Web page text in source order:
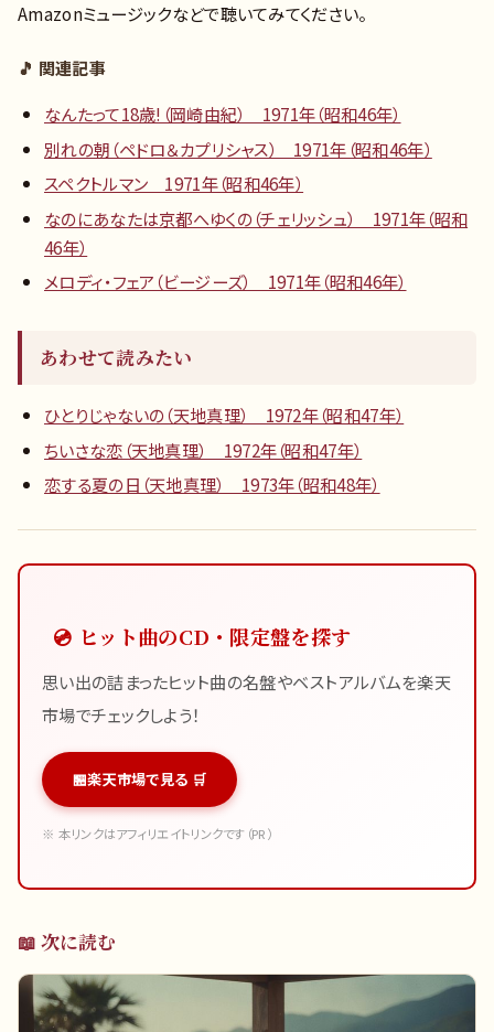
Amazonミュージックなどで聴いてみてください。
🎵 関連記事
なんたって18歳!（岡崎由紀） 1971年（昭和46年）
別れの朝（ペドロ＆カプリシャス） 1971年（昭和46年）
スペクトルマン 1971年（昭和46年）
なのにあなたは京都へゆくの（チェリッシュ） 1971年（昭和
46年）
メロディ・フェア（ビージーズ） 1971年（昭和46年）
あわせて読みたい
ひとりじゃないの（天地真理） 1972年（昭和47年）
ちいさな恋（天地真理） 1972年（昭和47年）
恋する夏の日（天地真理） 1973年（昭和48年）
💿 ヒット曲のCD・限定盤を探す
思い出の詰まったヒット曲の名盤やベストアルバムを楽天
市場でチェックしよう！
楽天市場で見る 🛒
※ 本リンクはアフィリエイトリンクです（PR）
📖 次に読む